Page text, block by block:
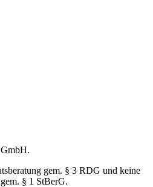
gem. § 3 RDG und keine
§ 1 StBerG.